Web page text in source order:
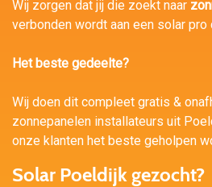
Wij zorgen dat jij die zoekt naar
verbonden wordt aan een solar pro
Het beste gedeelte?
Wij doen dit compleet gratis &
zonnepanelen installateurs uit
onze klanten het beste geholpen
Solar Poeldijk gezocht?